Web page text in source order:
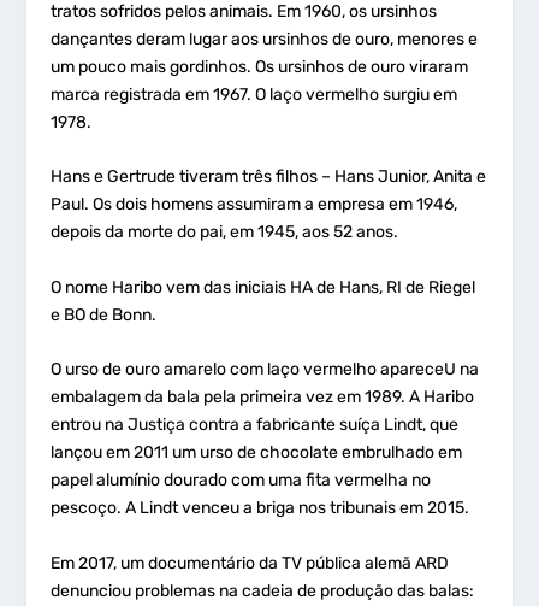
tratos sofridos pelos animais. Em 1960, os ursinhos
dançantes deram lugar aos ursinhos de ouro, menores e
um pouco mais gordinhos. Os ursinhos de ouro viraram
marca registrada em 1967. O laço vermelho surgiu em
1978.
Hans e Gertrude tiveram três filhos – Hans Junior, Anita e
Paul. Os dois homens assumiram a empresa em 1946,
depois da morte do pai, em 1945, aos 52 anos.
O nome Haribo vem das iniciais HA de Hans, RI de Riegel
e BO de Bonn.
O urso de ouro amarelo com laço vermelho apareceU na
embalagem da bala pela primeira vez em 1989. A Haribo
entrou na Justiça contra a fabricante suíça Lindt, que
lançou em 2011 um urso de chocolate embrulhado em
papel alumínio dourado com uma fita vermelha no
pescoço. A Lindt venceu a briga nos tribunais em 2015.
Em 2017, um documentário da TV pública alemã ARD
denunciou problemas na cadeia de produção das balas: